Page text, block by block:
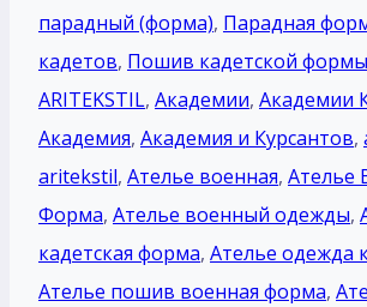
парадный (форма), Парадная
кадетов, Пошив кадетской формы
ARITEKSTIL, Академии, Академии
Академия, Академия и Курсантов,
aritekstil, Ателье военная, Ателье
Форма, Ателье военный одежды,
кадетская форма, Ателье одежда
Ателье пошив военная форма,